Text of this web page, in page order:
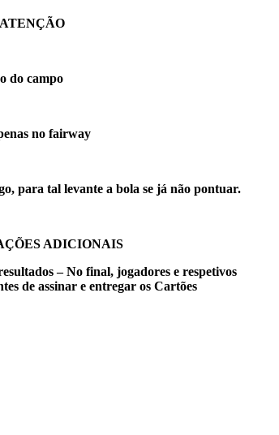
ATENÇÃO
do campo
no fairway
para tal levante a bola se já não pontuar.
ADICIONAIS
– No final, jogadores e respetivos
de assinar e entregar os Cartões